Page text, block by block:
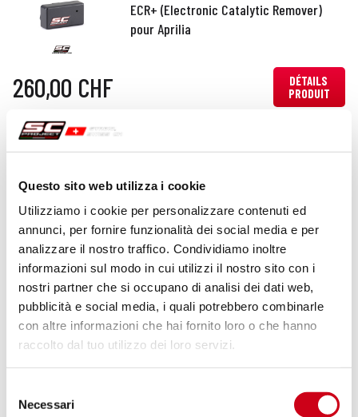
Questo sito web utilizza i cookie
Utilizziamo i cookie per personalizzare contenuti ed
annunci, per fornire funzionalità dei social media e per
analizzare il nostro traffico. Condividiamo inoltre
informazioni sul modo in cui utilizzi il nostro sito con i
nostri partner che si occupano di analisi dei dati web,
pubblicità e social media, i quali potrebbero combinarle
con altre informazioni che hai fornito loro o che hanno
raccolto dal tuo utilizzo dei loro servizi.
delNecessari
ECR+ (Electronic Catalytic Remover)
pour Aprilia
260,00 CHF
DÉTAILS
PRODUIT
Code: T-ECR10
pour Triumph
260,00 CHF
DÉTAILS
PRODUIT
Compare
Code:Y-ECR10